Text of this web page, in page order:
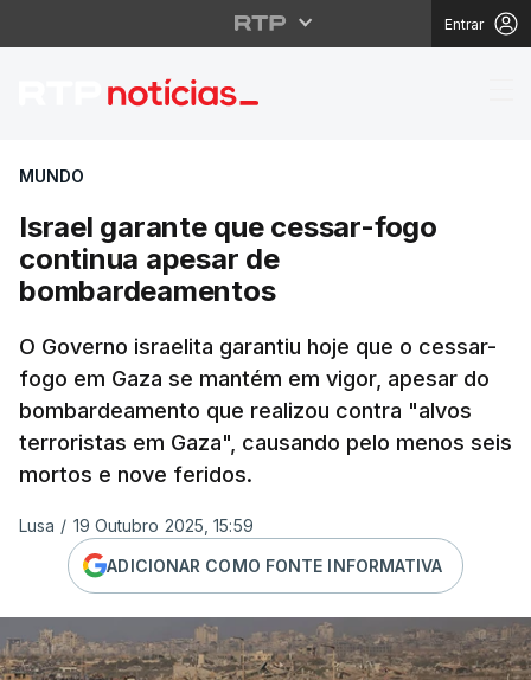
Entrar
Israel garante que
MUNDO
Israel garante que cessar-fogo
continua apesar de
bombardeamentos
O Governo israelita garantiu hoje que o cessar-
fogo em Gaza se mantém em vigor, apesar do
bombardeamento que realizou contra "alvos
terroristas em Gaza", causando pelo menos seis
mortos e nove feridos.
Lusa / 19 Outubro 2025, 15:59
ADICIONAR COMO FONTE INFORMATIVA